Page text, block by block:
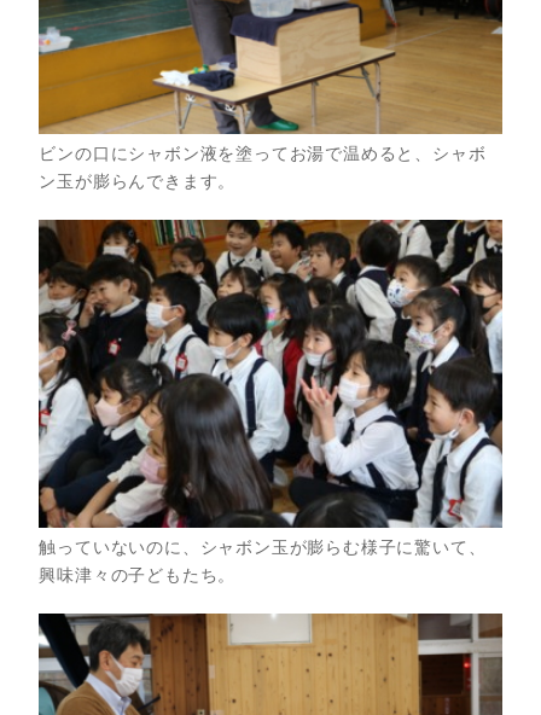
ビンの口にシャボン液を塗ってお湯で温めると、シャボ
ン玉が膨らんできます。
触っていないのに、シャボン玉が膨らむ様子に驚いて、
興味津々の子どもたち。